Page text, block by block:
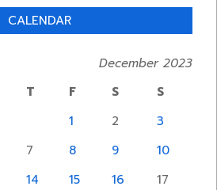
CALENDAR
December 2023
T F S
S
1
2
3
7 8 9
10
14 15 16
17